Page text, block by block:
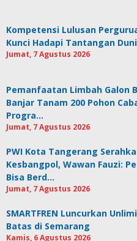
Kompetensi Lulusan
Kunci Hadapi Tantangan
Jumat, 7 Agustus 2026
Pemanfaatan Limbah Galon
Banjar Tanam 200 Pohon
Progra…
Jumat, 7 Agustus 2026
PWI Kota Tangerang
Kesbangpol, Wawan Fauzi:
Bisa Berd…
Jumat, 7 Agustus 2026
SMARTFREN Luncurkan
Batas di Semarang
Kamis, 6 Agustus 2026